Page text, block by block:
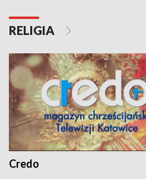
RELIGIA
Credo